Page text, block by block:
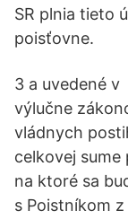
SR plnia tieto
poisťovne.
3 a uvedené
výlučne
vládnych
celkovej sume
na ktoré sa
s Poistníkom